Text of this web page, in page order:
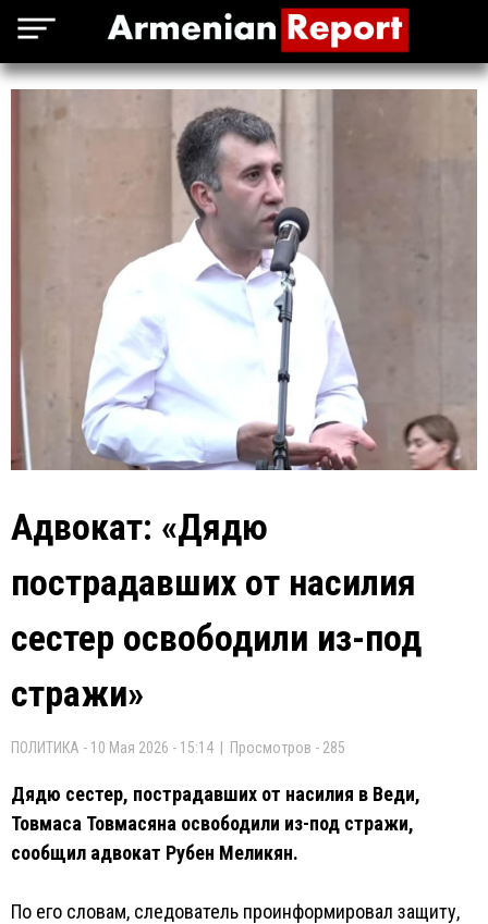
Адвокат: «Дядю
пострадавших от насилия
сестер освободили из-под
стражи»
ПОЛИТИКА - 10 Мая 2026 - 15:14 | Просмотров - 285
Дядю сестер, пострадавших от насилия в Веди,
Товмаса Товмасяна освободили из-под стражи,
сообщил адвокат Рубен Меликян.
По его словам, следователь проинформировал защиту,